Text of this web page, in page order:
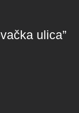
ulica”